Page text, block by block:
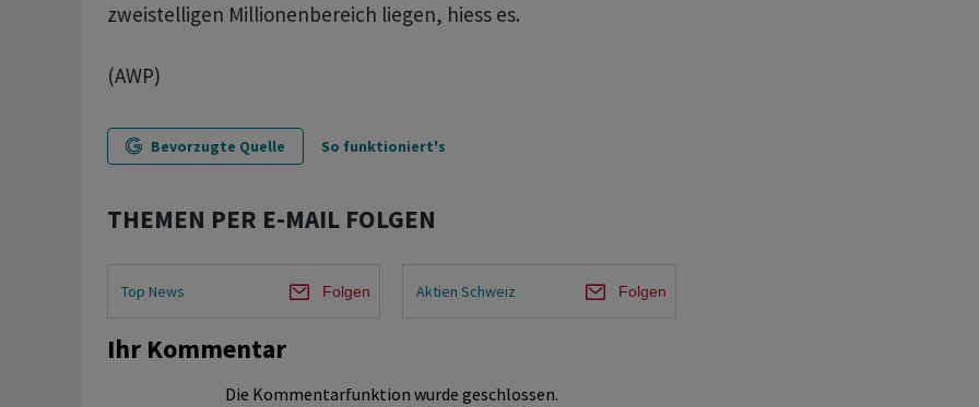
zweistelligen Millionenbereich liegen, hiess es.
(AWP)
Bevorzugte Quelle So funktioniert's
THEMEN PER E-MAIL FOLGEN
Top News Folgen Aktien Schweiz Folgen
Ihr Kommentar
Die Kommentarfunktion wurde geschlossen.